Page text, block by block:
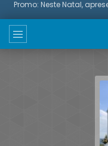
Promo: Neste Natal,